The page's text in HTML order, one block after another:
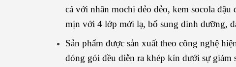
cá với nhân mochi dẻo dẻo, kem socola
mịn với 4 lớp mới lạ, bổ sung dinh dưỡng,
Sản phẩm được sản xuất theo công nghệ
đóng gói đều diễn ra khép kín dưới sự giám